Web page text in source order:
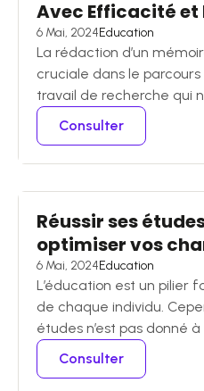
Avec Efficacité et
6 Mai, 2024Education
La rédaction d’un
cruciale dans le parcours
travail de recherche qui
Consulter
Réussir ses
optimiser vos
6 Mai, 2024Education
L’éducation est un pilier
de chaque individu.
études n’est pas donné à
Consulter